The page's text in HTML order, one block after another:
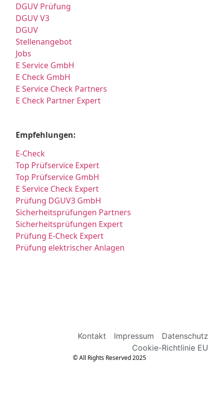
DGUV Prüfung
DGUV V3
DGUV
Stellenangebot
Jobs
E Service GmbH
E Check GmbH
E Service Check Partners
E Check Partner Expert
Empfehlungen:
E-Check
Top Prüfservice Expert
Top Prüfservice GmbH
E Service Check Expert
Prüfung DGUV3 GmbH
Sicherheitsprüfungen Partners
Sicherheitsprüfungen Expert
Prüfung E-Check Expert
Prüfung elektrischer Anlagen
Kontakt Impressum
Datenschutz
Cookie-Richtlinie EU
© All Rights Reserved 2025